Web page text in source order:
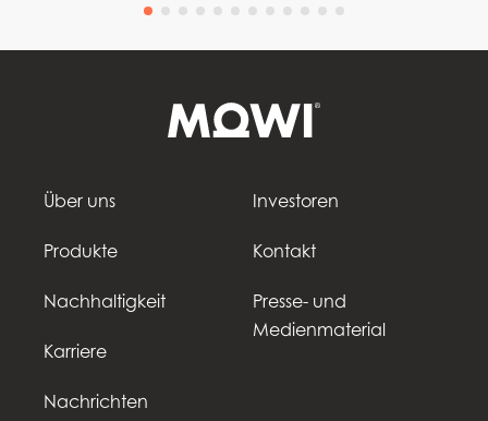
Über uns
Produkte
Nachhaltigkeit
Karriere
Nachrichten
Investoren
Kontakt
Presse- und
Medienmaterial